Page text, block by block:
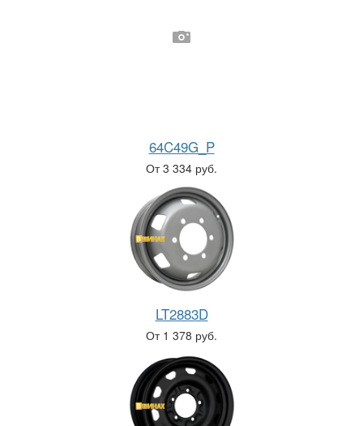
64C49G_P
От 3 334 руб.
LT2883D
От 1 378 руб.